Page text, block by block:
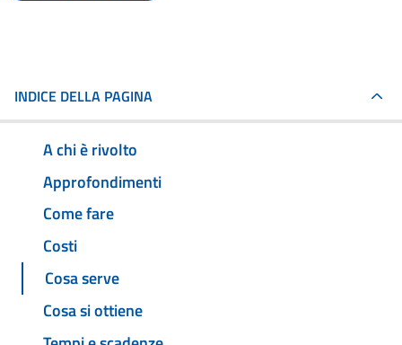
INDICE DELLA PAGINA
A chi è rivolto
Approfondimenti
Come fare
Costi
Cosa serve
Cosa si ottiene